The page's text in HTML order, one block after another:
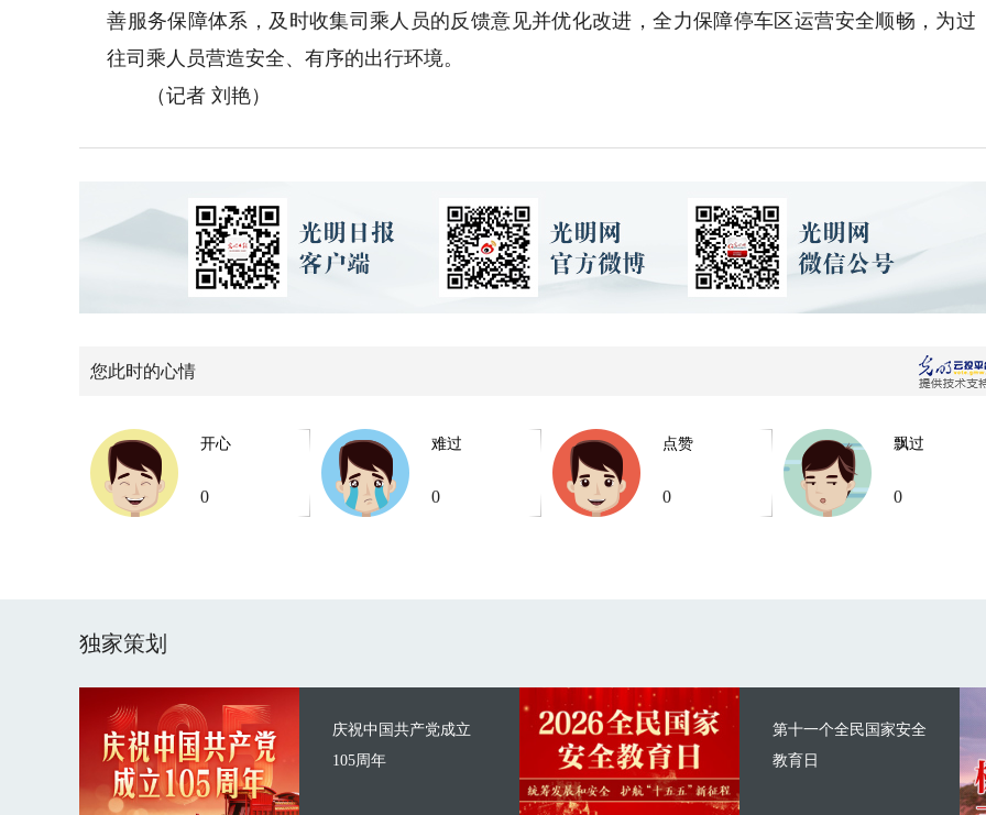
善服务保障体系，及时收集司乘人员的反馈意见并优化改进，全力保障停车区运营安全顺畅，为过
往司乘人员营造安全、有序的出行环境。
（记者 刘艳）
您此时的心情
开心
0
难过
0
点赞
0
飘过
0
独家策划
庆祝中国共产党成立
105周年
第十一个全民国家安全
教育日